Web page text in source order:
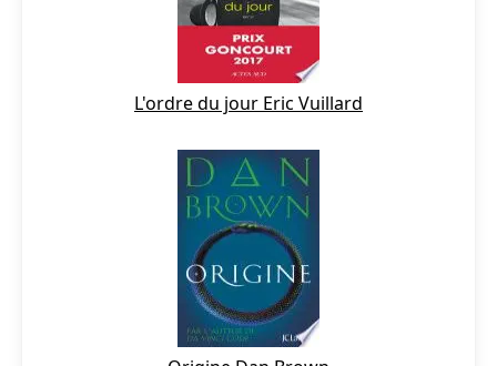
L'ordre du jour Eric Vuillard